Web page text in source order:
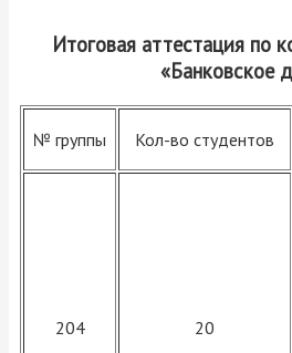
Итоговая аттестация по
«Банковское
№ группы Кол-во студентов
204 20